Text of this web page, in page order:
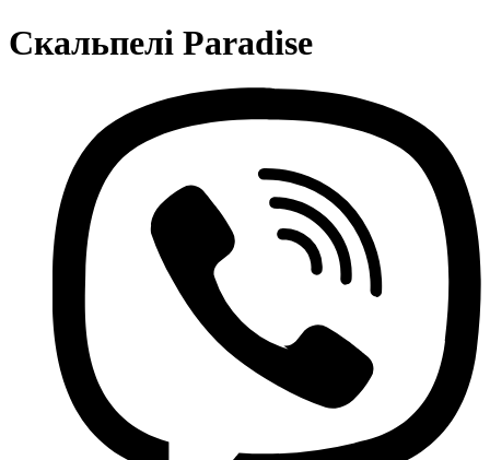
Скальпелі Paradise